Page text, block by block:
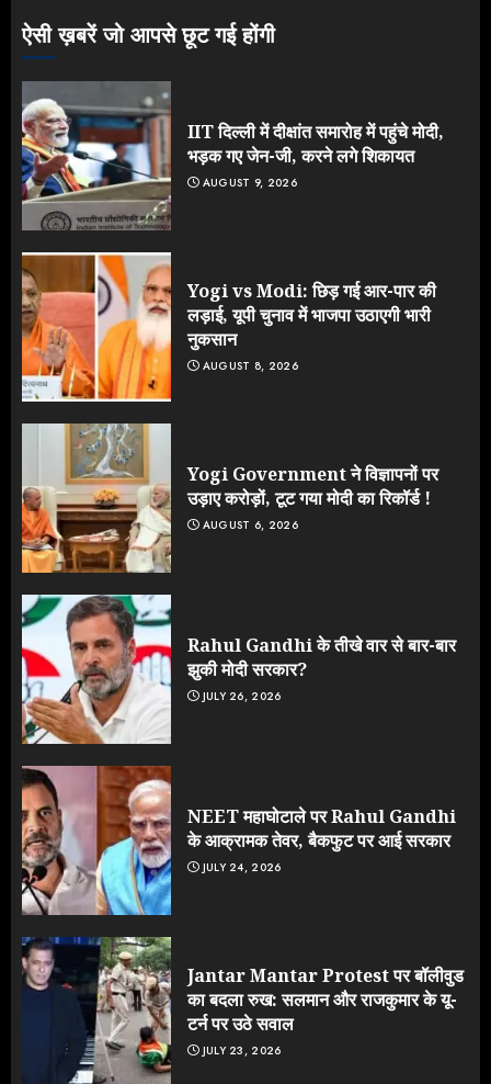
3
ऐसी ख़बरें जो आपसे छूट गई होंगी
IIT दिल्ली में दीक्षांत समारोह में पहुंचे मोदी,
भड़क गए जेन-जी, करने लगे शिकायत
AUGUST 9, 2026
Yogi vs Modi: छिड़ गई आर-पार की
लड़ाई, यूपी चुनाव में भाजपा उठाएगी भारी
नुकसान
AUGUST 8, 2026
Yogi Government ने विज्ञापनों पर
उड़ाए करोड़ों, टूट गया मोदी का रिकॉर्ड !
AUGUST 6, 2026
Rahul Gandhi के तीखे वार से बार-बार
झुकी मोदी सरकार?
JULY 26, 2026
NEET महाघोटाले पर Rahul Gandhi
के आक्रामक तेवर, बैकफुट पर आई सरकार
JULY 24, 2026
Jantar Mantar Protest पर बॉलीवुड
का बदला रुख: सलमान और राजकुमार के यू-
टर्न पर उठे सवाल
JULY 23, 2026